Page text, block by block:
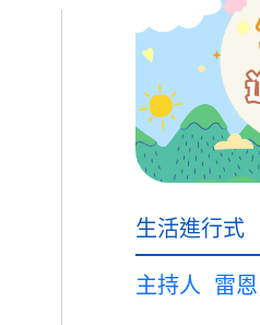
生活進行式
主持人 雷恩